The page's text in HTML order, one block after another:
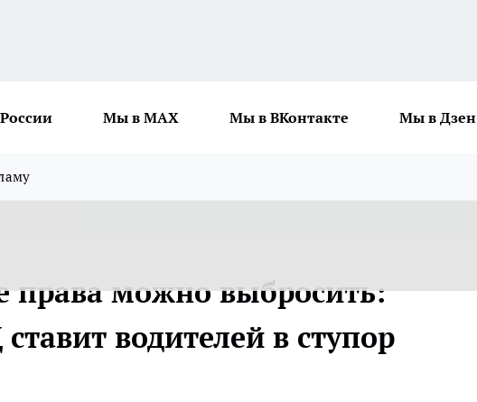
Мы в MAX Мы в ВКонтакте Мы в Дзен
права можно выбросить:
водителей в ступор